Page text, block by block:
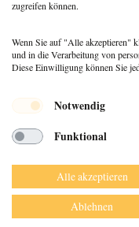
zugreifen können.
Wenn Sie auf "Alle akzeptieren"
und in die Verarbeitung von
Diese Einwilligung können Sie
Notwendig
Funktional
Alle akzeptieren
Ablehnen